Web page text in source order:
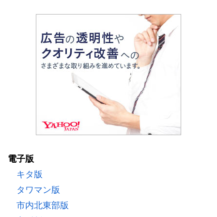
電子版
キタ版
タワマン版
市内北東部版